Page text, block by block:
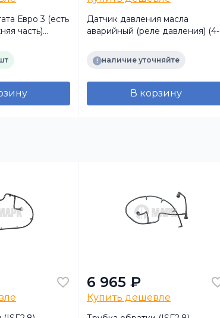
Евро 3 (есть
часть)
Датчик давления масла
аварийный (реле давления) (4-
наличие уточняйте
В корзину
6 965 ₽
Купить дешевле